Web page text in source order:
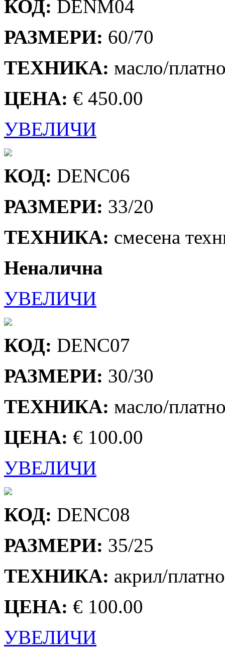
КОД: DENМ04
РАЗМЕРИ: 60/70
ТЕХНИКА: масло/
ЦЕНА: € 450.00
УВЕЛИЧИ
КОД: DENC06
РАЗМЕРИ: 33/20
ТЕХНИКА: смесена
Неналична
УВЕЛИЧИ
КОД: DENC07
РАЗМЕРИ: 30/30
ТЕХНИКА: масло/
ЦЕНА: € 100.00
УВЕЛИЧИ
КОД: DENC08
РАЗМЕРИ: 35/25
ТЕХНИКА: акрил/платно
ЦЕНА: € 100.00
УВЕЛИЧИ